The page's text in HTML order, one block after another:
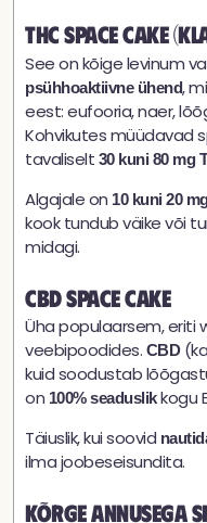
THC space cake
See on kõige levinum
psühhoaktiivne ühend,
eest: eufooria, naer,
Kohvikutes müüdavad
tavaliselt 30 kuni 80 mg
Algajale on 10 kuni 20
kook tundub väike või
midagi.
CBD space cake
Üha populaarsem, eriti
veebipoodides. CBD
kuid soodustab
on 100% seaduslikkogu
Täiuslik, kui soovid
ilma joobeseisundita.
Kõrge annusega